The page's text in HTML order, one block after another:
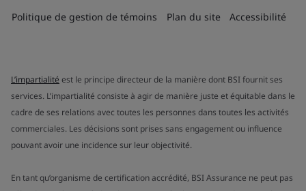
Politique de gestion de témoins Plan du site Accessibilité
L’impartialité est le principe directeur de la manière dont BSI fournit ses
services. L’impartialité consiste à agir de manière juste et équitable dans le
cadre de ses relations avec toutes les personnes dans toutes les activités
commerciales. Les décisions sont prises sans engagement ou influence
pouvant avoir une incidence sur leur objectivité.
En tant qu’organisme de certification accrédité, BSI Assurance ne peut pas